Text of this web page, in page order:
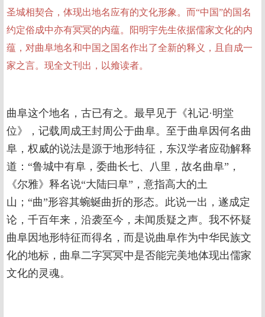
圣城相契合，体现出地名应有的文化形象。而“中国”的国名
约定俗成中亦有冥冥的内蕴。阳明宇先生依据儒家文化的内
蕴，对曲阜地名和中国之国名作出了全新的释义，且自成一
家之言。现全文刊出，以飨读者。
曲阜这个地名，古已有之。最早见于《礼记·明堂
位》，记载周成王封周公于曲阜。至于曲阜因何名曲
阜，权威的说法是源于地形特征，东汉学者应劭解释
道：“鲁城中有阜，委曲长七、八里，故名曲阜”，
《尔雅》释名说“大陆曰阜”，意指高大的土
山；“曲”形容其蜿蜒曲折的形态。此说一出，遂成定
论，千百年来，沿袭至今，未闻质疑之声。我不怀疑
曲阜因地形特征而得名，而是说曲阜作为中华民族文
化的地标，曲阜二字冥冥中是否能完美地体现出儒家
文化的灵魂。